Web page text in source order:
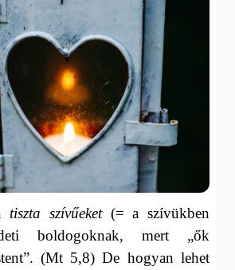
tiszta szívűeket(= a szívükben
boldogoknak, mert „ők
(Mt 5,8) De hogyan lehet